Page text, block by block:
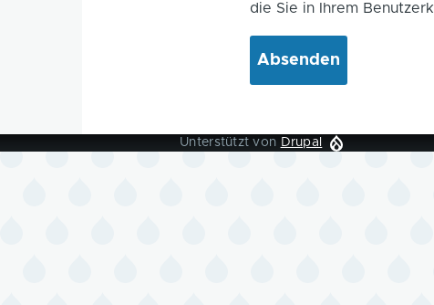
die Sie in Ihrem
Unterstützt von Drupal